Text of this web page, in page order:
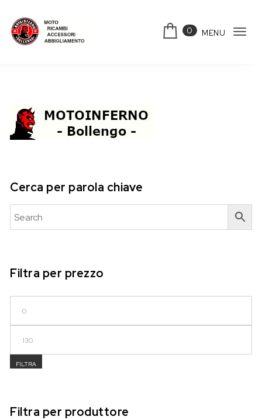
0 MENU
Cerca per parola chiave
Filtra per prezzo
FILTRA
Filtra per produttore